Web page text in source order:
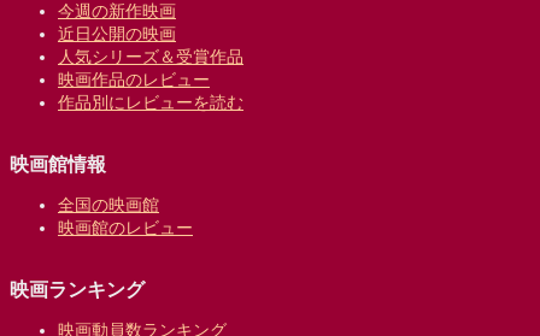
今週の新作映画
近日公開の映画
人気シリーズ＆受賞作品
映画作品のレビュー
作品別にレビューを読む
映画館情報
全国の映画館
映画館のレビュー
映画ランキング
映画動員数ランキング